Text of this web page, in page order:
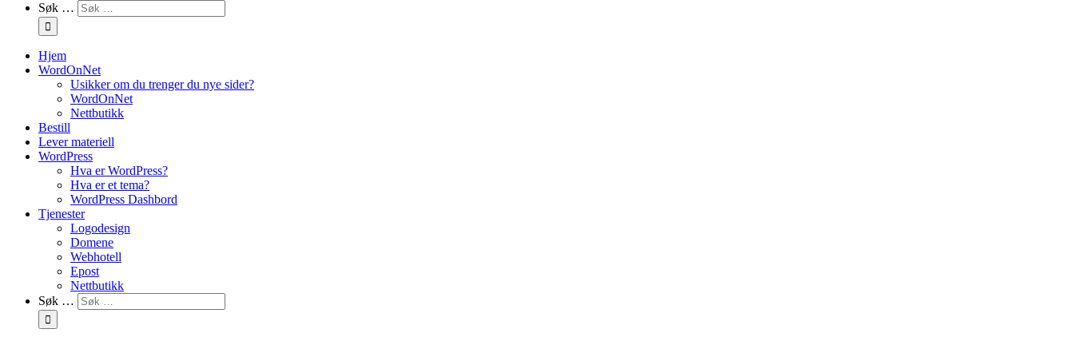
Søk …
Hjem
WordOnNet
Usikker om du trenger du nye sider?
WordOnNet
Nettbutikk
Bestill
Lever materiell
WordPress
Hva er WordPress?
Hva er et tema?
WordPress Dashbord
Tjenester
Logodesign
Domene
Webhotell
Epost
Nettbutikk
Søk …